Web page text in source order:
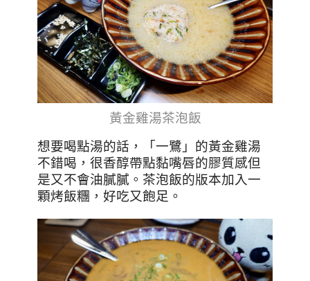
黃金雞湯茶泡飯
想要喝點湯的話，「一鷺」的黃金雞湯
不錯喝，很香醇帶點黏嘴唇的膠質感但
是又不會油膩膩。茶泡飯的版本加入一
顆烤飯糰，好吃又飽足。